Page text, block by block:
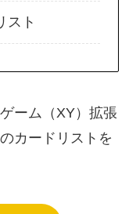
スト
ーム（XY）拡張
カードリストを